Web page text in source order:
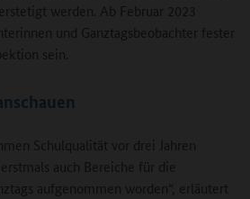
werden. Ab Februar 2023
und Ganztagsbeobachter fester
sein.
Schulqualität vor drei Jahren
auch Bereiche für die
aufgenommen worden“, erläutert